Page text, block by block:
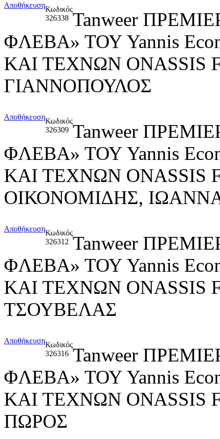
ΑποθήκευσηΚωδικός
326338 Tanweer
ΦΛΕΒΑ» ΤΟΥ Yannis
ΚΑΙ ΤΕΧΝΩΝ ONASSIS
ΓΙΑΝΝΟΠΟΥΛΟΣ
ΑποθήκευσηΚωδικός
326309 Tanweer
ΦΛΕΒΑ» ΤΟΥ Yannis
ΚΑΙ ΤΕΧΝΩΝ ONASSIS
ΟΙΚΟΝΟΜΙΔΗΣ,
ΑποθήκευσηΚωδικός
326312 Tanweer
ΦΛΕΒΑ» ΤΟΥ Yannis
ΚΑΙ ΤΕΧΝΩΝ ONASSIS
ΤΣΟΥΒΕΛΑΣ
ΑποθήκευσηΚωδικός
326316 Tanweer
ΦΛΕΒΑ» ΤΟΥ Yannis
ΚΑΙ ΤΕΧΝΩΝ ONASSIS
ΠΩΡΟΣ